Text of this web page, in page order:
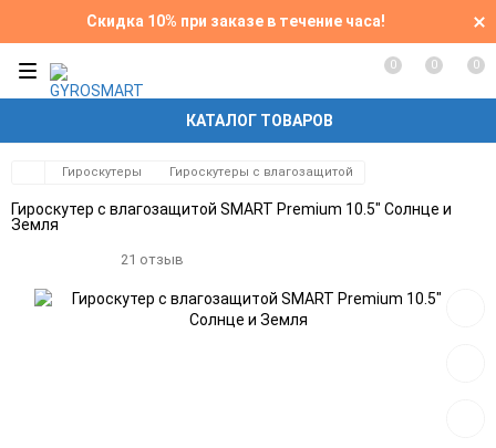
Скидка 10% при заказе в течение часа!
КАТАЛОГ ТОВАРОВ
0 0 0
Гироскутеры Гироскутеры с влагозащитой
Гироскутер с влагозащитой SMART Premium 10.5" Солнце и
Земля
21 отзыв